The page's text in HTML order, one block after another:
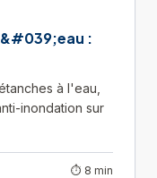
:
à l'eau,
inondation sur
⏱ 8 min